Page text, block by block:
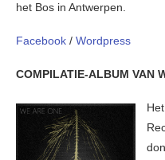
het Bos in Antwerpen.
Facebook / Wordpress
COMPILATIE-ALBUM VAN